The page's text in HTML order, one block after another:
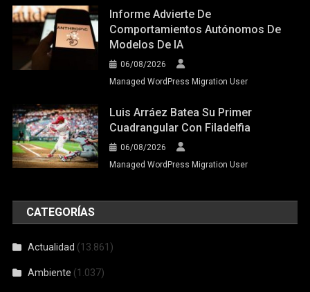
Informe Advierte De
Comportamientos Autónomos De
Modelos De IA
06/08/2026
Managed WordPress Migration User
Luis Arráez Batea Su Primer
Cuadrangular Con Filadelfia
06/08/2026
Managed WordPress Migration User
CATEGORÍAS
Actualidad (13.861)
Ambiente (1.037)